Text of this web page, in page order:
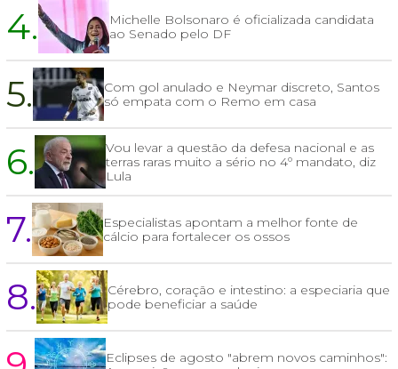
4.
Michelle Bolsonaro é oficializada candidata
ao Senado pelo DF
5.
Com gol anulado e Neymar discreto, Santos
só empata com o Remo em casa
6.
Vou levar a questão da defesa nacional e as
terras raras muito a sério no 4º mandato, diz
Lula
7.
Especialistas apontam a melhor fonte de
cálcio para fortalecer os ossos
8.
Cérebro, coração e intestino: a especiaria que
pode beneficiar a saúde
Eclipses de agosto "abrem novos caminhos":